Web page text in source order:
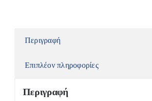
Περιγραφή
Επιπλέον πληροφορίες
Περιγραφή